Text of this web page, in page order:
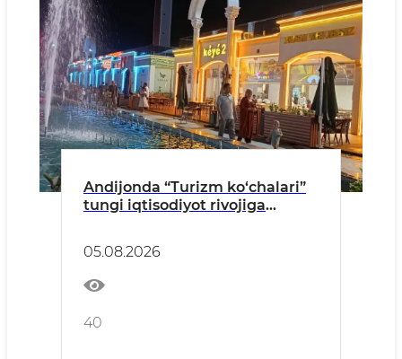
Andijonda “Turizm ko‘chalari”
tungi iqtisodiyot rivojiga
05.08.2026
40